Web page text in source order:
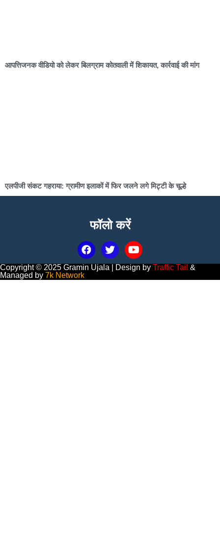
आपत्तिजनक वीडियो को लेकर बिलग्राम कोतवाली में शिकायत, कार्रवाई की मांग
एलपीजी संकट गहराया: ग्रामीण इलाकों में फिर जलने लगे मिट्टी के चूल्हे
फॉलो करें
Copyright © 2025 Gramin Ujala | Design by Traffic Tail &
Managed by 7k Network